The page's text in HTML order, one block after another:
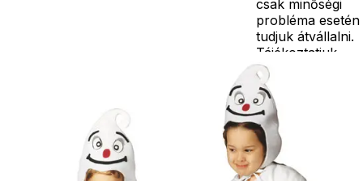
csak minőségi
probléma esetén
tudjuk átvállalni.
Tájékoztatjuk
kedves
vásárlóinkat,
a jelmezek nem
tartalmazzák a
kiegészítőket,
például harisnya,
ékszer, cipő,